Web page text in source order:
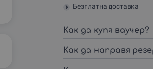
Безплатна доставка
Как да купя ваучер?
Как да направя